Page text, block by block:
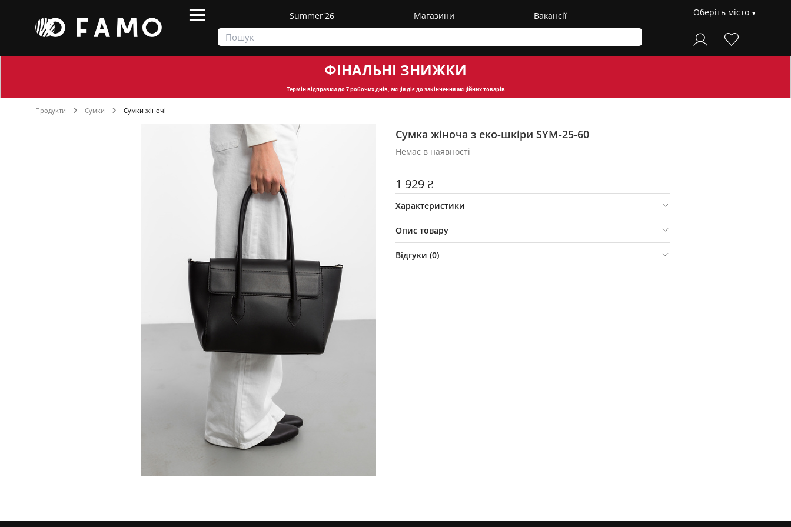
Summer'26 Магазини Вакансії Оберіть місто
ФІНАЛЬНІ ЗНИЖКИ
Термін відправкидо 7 робочих днів, акція діє до закінчення акційних товарів
Продукти Сумки Сумки жіночі
Сумка жіноча з еко-шкіри SYM-25-60
Немає в наявності
1 929 ₴
Характеристики
Опис товару
Відгуки (0)